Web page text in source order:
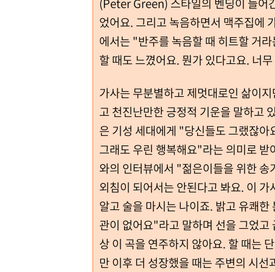
었어요. 그리고 녹음하면서 맥주집에
에서는 "반주를 녹음할 때 히트할 거
할 때도 느꼈어요. 뭔가 있다고요. 너
가사는 무분별하고 제멋대로인 삶이
고 천진난만한 긍정적 기운을 말하
은 기성 세대에게 "당신들도 그랬잖
그래도 우린 행복해요"라는 의미로 받
와의 인터뷰에서 "젊은이들을 위한
외침이 되어서는 안된다고 봐요. 이
알고 술을 마시는 나이죠. 밝고 유쾌
관이 없어요"라고 말하며 선을 그었고
상 이 곡을 연주하지 않아요. 할 때는
만 이후 더 성장했을 때는 주변의 시